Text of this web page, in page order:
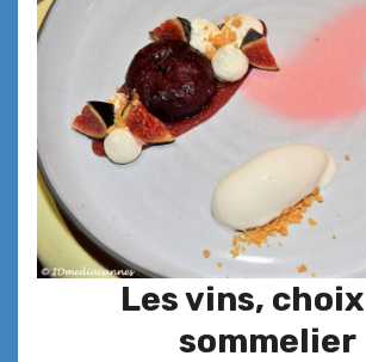
Les vins,
sommelier